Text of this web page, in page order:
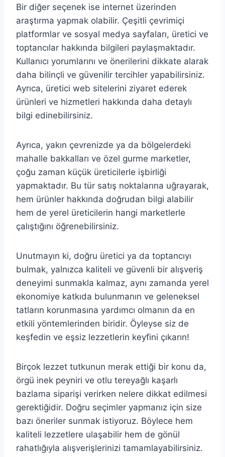
Bir diğer seçenek ise internet üzerinden
araştırma yapmak olabilir. Çeşitli çevrimiçi
platformlar ve sosyal medya sayfaları, üretici ve
toptancılar hakkında bilgileri paylaşmaktadır.
Kullanıcı yorumlarını ve önerilerini dikkate alarak
daha bilinçli ve güvenilir tercihler yapabilirsiniz.
Ayrıca, üretici web sitelerini ziyaret ederek
ürünleri ve hizmetleri hakkında daha detaylı
bilgi edinebilirsiniz.
Ayrıca, yakın çevrenizde ya da bölgelerdeki
mahalle bakkalları ve özel gurme marketler,
çoğu zaman küçük üreticilerle işbirliği
yapmaktadır. Bu tür satış noktalarına uğrayarak,
hem ürünler hakkında doğrudan bilgi alabilir
hem de yerel üreticilerin hangi marketlerle
çalıştığını öğrenebilirsiniz.
Unutmayın ki, doğru üretici ya da toptancıyı
bulmak, yalnızca kaliteli ve güvenli bir alışveriş
deneyimi sunmakla kalmaz, aynı zamanda yerel
ekonomiye katkıda bulunmanın ve geleneksel
tatların korunmasına yardımcı olmanın da en
etkili yöntemlerinden biridir. Öyleyse siz de
keşfedin ve eşsiz lezzetlerin keyfini çıkarın!
Birçok lezzet tutkunun merak ettiği bir konu da,
örgü inek peyniri ve otlu tereyağlı kaşarlı
bazlama siparişi verirken nelere dikkat edilmesi
gerektiğidir. Doğru seçimler yapmanız için size
bazı öneriler sunmak istiyoruz. Böylece hem
kaliteli lezzetlere ulaşabilir hem de gönül
rahatlığıyla alışverişlerinizi tamamlayabilirsiniz.